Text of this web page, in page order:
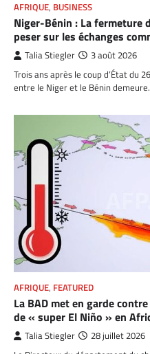
AFRIQUE, BUSINESS
Niger-Bénin : La fermeture
peser sur les échanges
Talia Stiegler 3 août 2026
Trois ans après le coup d’État du
entre le Niger et le Bénin
AFRIQUE, FEATURED
La BAD met en garde
de « super El Niño » en
Talia Stiegler 28 juillet 2026